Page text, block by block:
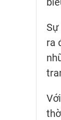
ra